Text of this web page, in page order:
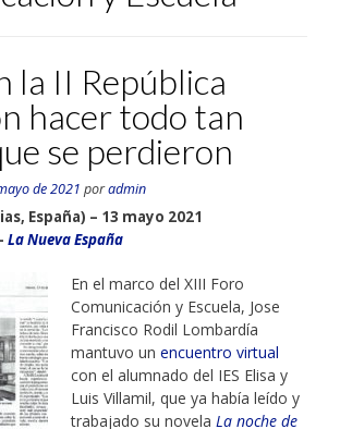
la II República
hacer todo tan
se perdieron
de 2021 poradmin
España) – 13 mayo 2021
La Nueva España
En el marco del XIII Foro
Comunicación y Escuela, Jose
Francisco Rodil Lombardía
mantuvo un encuentro virtual
con el alumnado del IES Elisa y
Luis Villamil, que ya había leído y
trabajado su novela La noche de